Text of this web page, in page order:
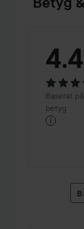
4.4
på
4.4
Baserat
betyg
i